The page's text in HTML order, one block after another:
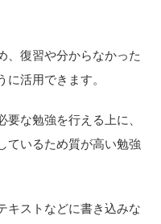
、復習や分からなかった
活用できます。
な勉強を行える上に、
ているため質が高い勉強
キストなどに書き込みな